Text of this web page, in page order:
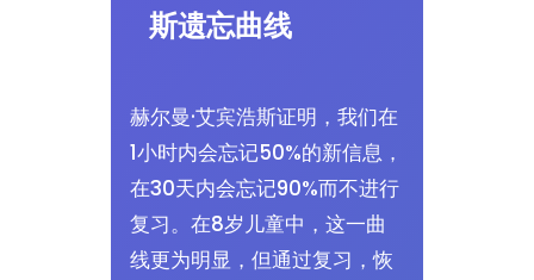
斯遗忘曲线
赫尔曼·艾宾浩斯证明，我们在
1小时内会忘记50%的新信息，
在30天内会忘记90%而不进行
复习。在8岁儿童中，这一曲
线更为明显，但通过复习，恢